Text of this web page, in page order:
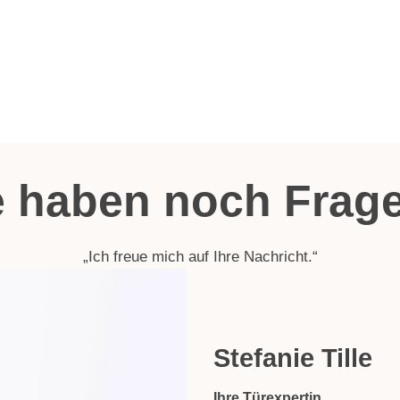
haben noch
„Ich freue mich auf Ihre Nachricht.“
Stefanie Tille